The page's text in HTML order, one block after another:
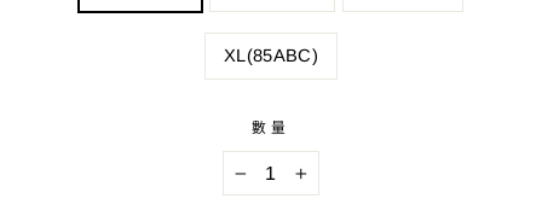
XL(85ABC)
數量
+